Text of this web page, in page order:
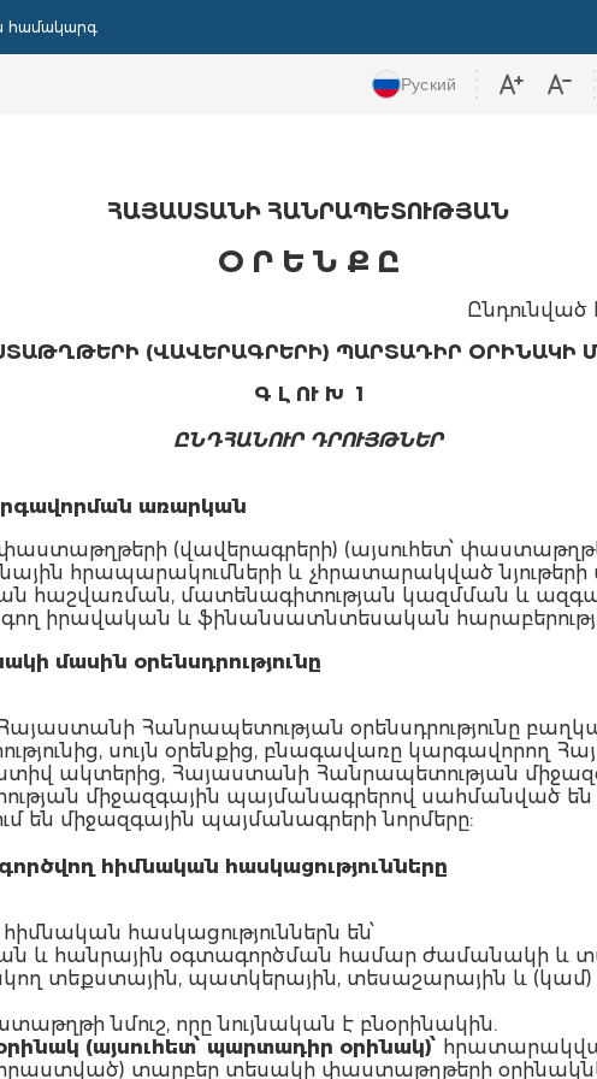
համակարգ
Руский
ՀԱՅԱՍՏԱՆԻ ՀԱՆՐԱՊԵՏՈՒԹՅԱՆ
Օ Ր Ե Ն Ք Ը
Ընդունված
(ՎԱՎԵՐԱԳՐԵՐԻ) ՊԱՐՏԱԴԻՐ ՕՐԻՆԱԿԻ
Գ Լ ՈՒ Խ 1
ԸՆԴՀԱՆՈՒՐ ԴՐՈՒՅԹՆԵՐ
առարկան
փաստաթղթերի (վավերագրերի) (այսուհետ՝
հրապարակումների և չհրատարակված
հաշվառման, մատենագիտության կազմման և
իրավական և ֆինանսատնտեսական
մասին օրենսդրությունը
Հանրապետության օրենսդրությունը
սույն օրենքից, բնագավառը կարգավորող
ակտերից, Հայաստանի Հանրապետության
միջազգային պայմանագրերով սահմանված
են միջազգային պայմանագրերի նորմերը:
հիմնական հասկացությունները
հասկացություններն են՝
և հանրային օգտագործման համար ժամանակի և
տեքստային, պատկերային, տեսաշարային և (կամ)
նմուշ, որը նույնական է բնօրինակին.
(այսուհետ՝ պարտադիր օրինակ)՝
տարբեր տեսակի փաստաթղթերի